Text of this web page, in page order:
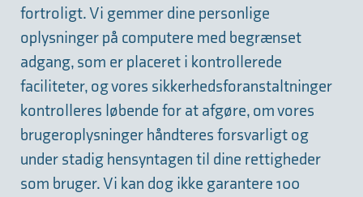
fortroligt. Vi gemmer dine personlige
oplysninger på computere med begrænset
adgang, som er placeret i kontrollerede
faciliteter, og vores sikkerhedsforanstaltninger
kontrolleres løbende for at afgøre, om vores
brugeroplysninger håndteres forsvarligt og
under stadig hensyntagen til dine rettigheder
som bruger. Vi kan dog ikke garantere 100